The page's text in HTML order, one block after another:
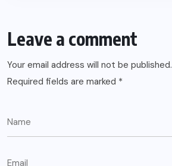
Leave a comment
Your email address will not be published.
Required fields are marked *